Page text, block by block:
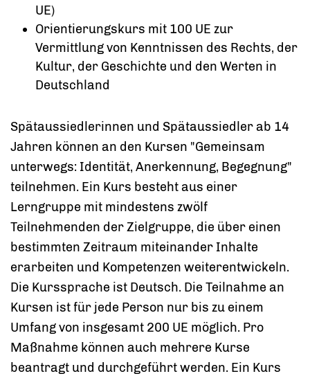
UE)
Orientierungskurs mit 100 UE zur
Vermittlung von Kenntnissen des Rechts, der
Kultur, der Geschichte und den Werten in
Deutschland
Spätaussiedlerinnen und Spätaussiedler ab 14
Jahren können an den Kursen "Gemeinsam
unterwegs: Identität, Anerkennung, Begegnung"
teilnehmen. Ein Kurs besteht aus einer
Lerngruppe mit mindestens zwölf
Teilnehmenden der Zielgruppe, die über einen
bestimmten Zeitraum miteinander Inhalte
erarbeiten und Kompetenzen weiterentwickeln.
Die Kurssprache ist Deutsch. Die Teilnahme an
Kursen ist für jede Person nur bis zu einem
Umfang von insgesamt 200 UE möglich. Pro
Maßnahme können auch mehrere Kurse
beantragt und durchgeführt werden. Ein Kurs